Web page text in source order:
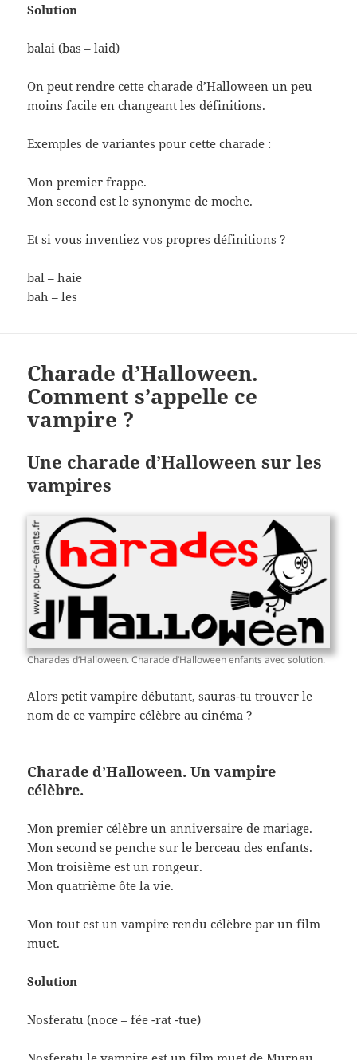
Solution
balai (bas – laid)
On peut rendre cette charade d’Halloween un peu
moins facile en changeant les définitions.
Exemples de variantes pour cette charade :
Mon premier frappe.
Mon second est le synonyme de moche.
Et si vous inventiez vos propres définitions ?
bal – haie
bah – les
Charade d’Halloween.
Comment s’appelle ce
vampire ?
Une charade d’Halloween sur les
vampires
Charades d’Halloween. Charade d’Halloween enfants avec solution.
Alors petit vampire débutant, sauras-tu trouver le
nom de ce vampire célèbre au cinéma ?
Charade d’Halloween. Un vampire
célèbre.
Mon premier célèbre un anniversaire de mariage.
Mon second se penche sur le berceau des enfants.
Mon troisième est un rongeur.
Mon quatrième ôte la vie.
Mon tout est un vampire rendu célèbre par un film
muet.
Solution
Nosferatu (noce – fée -rat -tue)